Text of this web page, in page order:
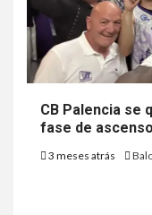
CB Palencia se
fase de
3 meses atrás